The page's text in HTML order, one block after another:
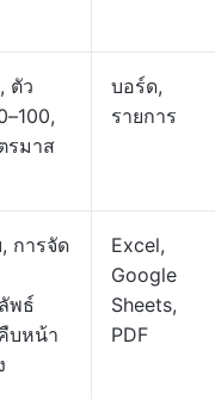
ตัว
รมาส
บอร์ด,
รายการ
การจัด
พธ์
บหน้า
Excel,
Google
Sheets,
PDF